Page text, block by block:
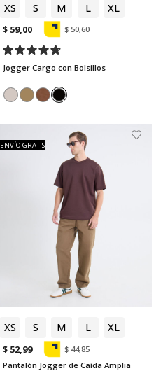
XS S M L XL
$ 59,00 $ 50,60
Jogger Cargo con Bolsillos
XS S M L XL
ENVÍO GRATIS
$ 52,99
$ 44,85
Pantalón Jogger de Caída Amplia